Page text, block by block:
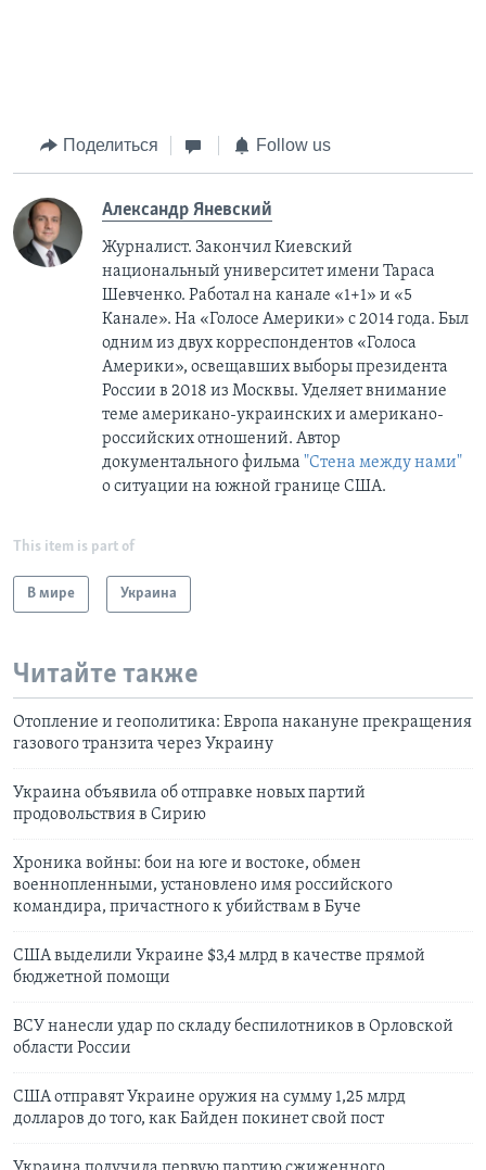
Поделиться Follow us
Александр Яневский
Журналист. Закончил Киевский
национальный университет имени Тараса
Шевченко. Работал на канале «1+1» и «5
Канале». На «Голосе Америки» с 2014 года. Был
одним из двух корреспондентов «Голоса
Америки», освещавших выборы президента
России в 2018 из Москвы. Уделяет внимание
теме американо-украинских и американо-
российских отношений. Автор
документального фильма "Стена между нами"
о ситуации на южной границе США.
This item is part of
В мире Украина
Читайте также
Отопление и геополитика: Европа накануне прекращения
газового транзита через Украину
Украина объявила об отправке новых партий
продовольствия в Сирию
Хроника войны: бои на юге и востоке, обмен
военнопленными, установлено имя российского
командира, причастного к убийствам в Буче
США выделили Украине $3,4 млрд в качестве прямой
бюджетной помощи
ВСУ нанесли удар по складу беспилотников в Орловской
области России
США отправят Украине оружия на сумму 1,25 млрд
долларов до того, как Байден покинет свой пост